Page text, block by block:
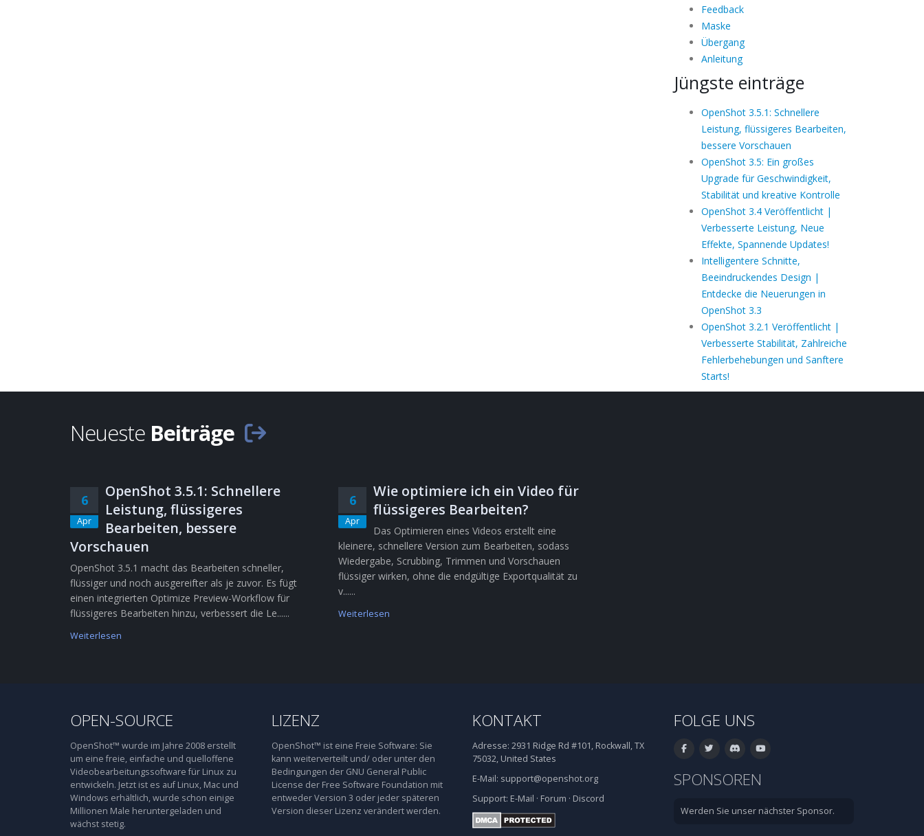
Feedback
Maske
Übergang
Anleitung
Jüngste einträge
OpenShot 3.5.1: Schnellere
Leistung, flüssigeres Bearbeiten,
bessere Vorschauen
OpenShot 3.5: Ein großes
Upgrade für Geschwindigkeit,
Stabilität und kreative Kontrolle
OpenShot 3.4 Veröffentlicht |
Verbesserte Leistung, Neue
Effekte, Spannende Updates!
Intelligentere Schnitte,
Beeindruckendes Design |
Entdecke die Neuerungen in
OpenShot 3.3
OpenShot 3.2.1 Veröffentlicht |
Verbesserte Stabilität, Zahlreiche
Fehlerbehebungen und Sanftere
Starts!
Neueste Beiträge
6
Apr
OpenShot 3.5.1: Schnellere
Leistung, flüssigeres
Bearbeiten, bessere
Vorschauen
OpenShot 3.5.1 macht das Bearbeiten schneller,
flüssiger und noch ausgereifter als je zuvor. Es fügt
einen integrierten Optimize Preview-Workflow für
flüssigeres Bearbeiten hinzu, verbessert die Le......
Weiterlesen
6
Apr
Wie optimiere ich ein Video für
flüssigeres Bearbeiten?
Das Optimieren eines Videos erstellt eine
kleinere, schnellere Version zum Bearbeiten, sodass
Wiedergabe, Scrubbing, Trimmen und Vorschauen
flüssiger wirken, ohne die endgültige Exportqualität zu
v......
Weiterlesen
OPEN-SOURCE
OpenShot™ wurde im Jahre 2008 erstellt
um eine freie, einfache und quelloffene
Videobearbeitungssoftware für Linux zu
entwickeln. Jetzt ist es auf Linux, Mac und
Windows erhältlich, wurde schon einige
Millionen Male heruntergeladen und
wächst stetig.
LIZENZ
OpenShot™ ist eine Freie Software: Sie
kann weiterverteilt und/ oder unter den
Bedingungen der GNU General Public
License der Free Software Foundation mit
entweder Version 3 oder jeder späteren
Version dieser Lizenz verändert werden.
KONTAKT
Adresse: 2931 Ridge Rd #101, Rockwall, TX
75032, United States
E-Mail: support@openshot.org
Support: E-Mail · Forum · Discord
FOLGE UNS
SPONSOREN
Werden Sie unser nächster Sponsor.